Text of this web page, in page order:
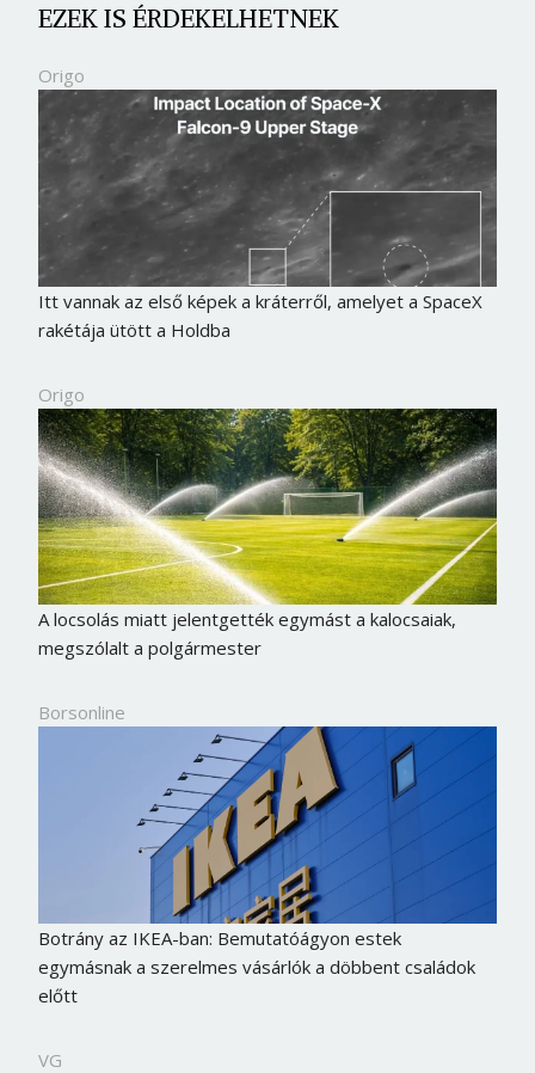
EZEK IS ÉRDEKELHETNEK
Origo
Itt vannak az első képek a kráterről, amelyet a SpaceX
rakétája ütött a Holdba
Origo
A locsolás miatt jelentgették egymást a kalocsaiak,
megszólalt a polgármester
Borsonline
Botrány az IKEA-ban: Bemutatóágyon estek
egymásnak a szerelmes vásárlók a döbbent családok
előtt
VG